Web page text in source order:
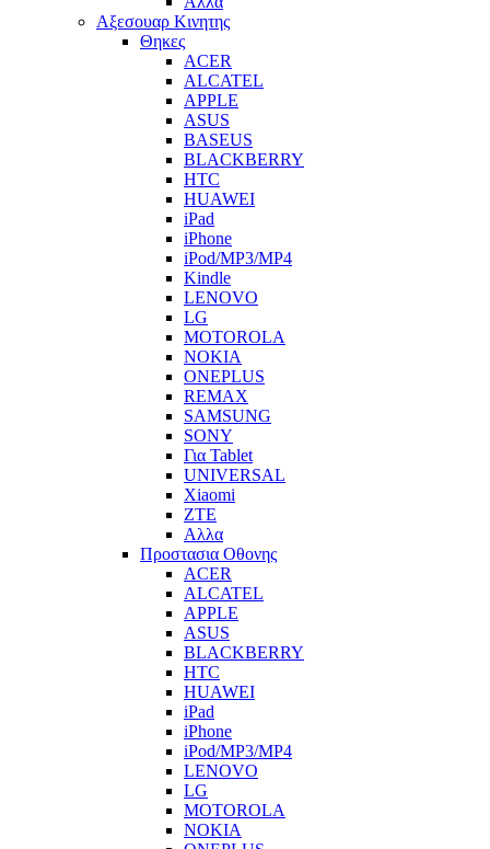
Αξεσουαρ Κινητης
Θηκες
ACER
ALCATEL
APPLE
ASUS
BASEUS
BLACKBERRY
HTC
HUAWEI
iPad
iPhone
iPod/MP3/MP4
Kindle
LENOVO
LG
MOTOROLA
NOKIA
ONEPLUS
REMAX
SAMSUNG
SONY
Για Tablet
UNIVERSAL
Xiaomi
ZTE
Αλλα
Προστασια Οθονης
ACER
ALCATEL
APPLE
ASUS
BLACKBERRY
HTC
HUAWEI
iPad
iPhone
iPod/MP3/MP4
LENOVO
LG
MOTOROLA
NOKIA